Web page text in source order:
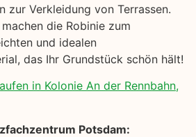
zur Verkleidung von Terrassen.
die Robinie zum
und idealen
das Ihr Grundstück schön hält!
in Kolonie An der Rennbahn,
Potsdam: